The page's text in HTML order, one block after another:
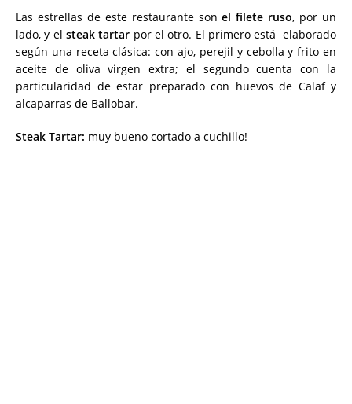
Las estrellas de este restaurante sonel filete ruso, por un
lado, y el steak tartar por el otro. El primero está elaborado
según una receta clásica: con ajo, perejil y cebolla y frito en
aceite de oliva virgen extra; el segundo cuenta con la
particularidad de estar preparado con huevos de Calaf y
alcaparras de Ballobar.
Steak Tartar: muy bueno cortado a cuchillo!